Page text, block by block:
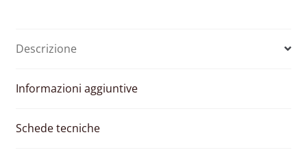
CIRCOLAZIONE
200
quantità
Descrizione
Informazioni aggiuntive
Schede tecniche